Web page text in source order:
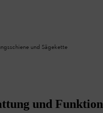
und Sägekette
und Funktion